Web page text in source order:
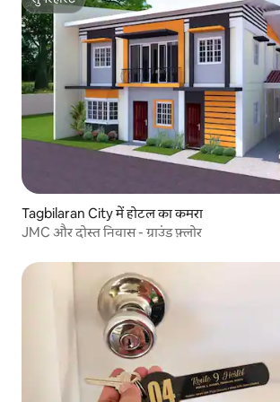
सुपरहोस्ट
Tagbilaran City में होटल का कमरा
JMC और दोस्त निवास - ग्राउंड फ़्लोर